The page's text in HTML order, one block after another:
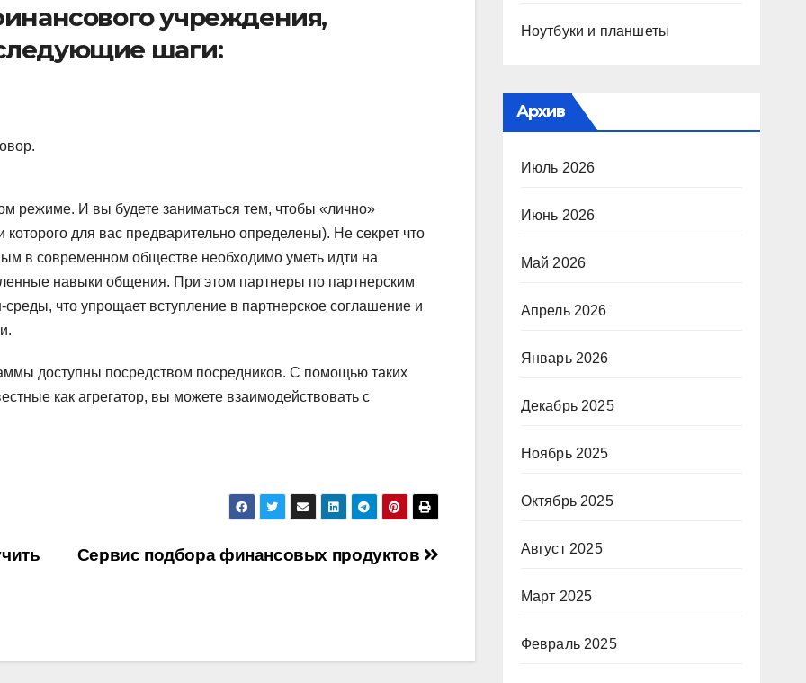
учреждения,
шаги:
режиме. И вы будете заниматься тем, чтобы «лично»
для вас предварительно определены). Не секрет что
в современном обществе необходимо уметь идти на
навыки общения. При этом партнеры по партнерским
что упрощает вступление в партнерское соглашение и
доступны посредством посредников. С помощью таких
как агрегатор, вы можете взаимодействовать с
Сервис подбора финансовых продуктов
Ноутбуки и планшеты
Архив
Июль 2026
Июнь 2026
Май 2026
Апрель 2026
Январь 2026
Декабрь 2025
Ноябрь 2025
Октябрь 2025
Август 2025
Март 2025
Февраль 2025